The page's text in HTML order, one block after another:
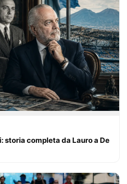
storia completa da Lauro a De